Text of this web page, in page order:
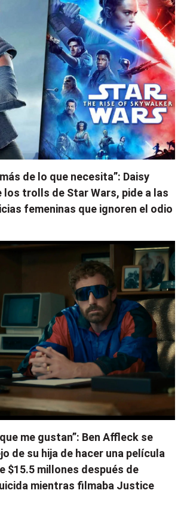
de lo que necesita”: Daisy
los trolls de Star Wars, pide a las
femeninas que ignoren el odio
me gustan”: Ben Affleck se
de su hija de hacer una película
$15.5 millones después de
mientras filmaba Justice